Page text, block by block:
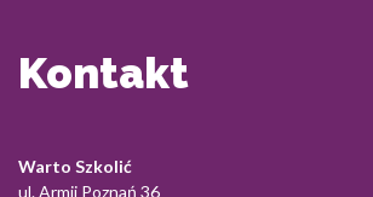
Kontakt
Warto Szkolić
ul. Armii Poznań 36